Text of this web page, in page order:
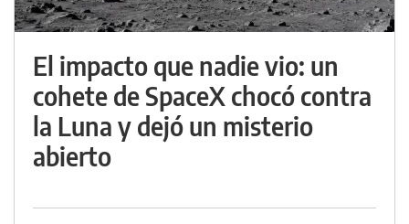
El impacto que nadie vio: un
cohete de SpaceX chocó contra
la Luna y dejó un misterio
abierto